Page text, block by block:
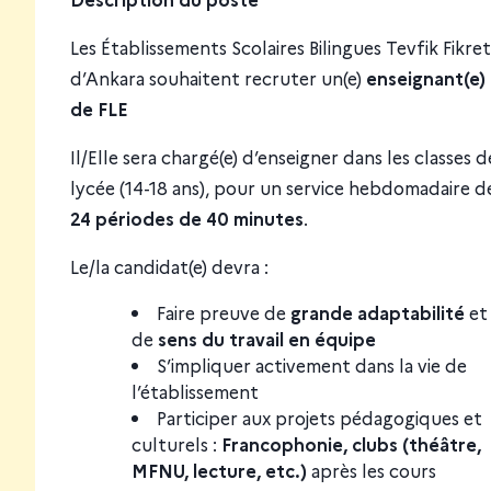
Les Établissements Scolaires Bilingues Tevfik Fikret
d’Ankara souhaitent recruter un(e) enseignant(e)
de FLE
Il/Elle sera chargé(e) d’enseigner dans les classes
lycée (14-18 ans), pour un service hebdomadaire
24 périodes de 40 minutes.
Le/la candidat(e) devra :
Faire preuve de grande adaptabilité et
de sens du travail en équipe
S’impliquer activement dans la vie de
l’établissement
Participer aux projets pédagogiques et
culturels : Francophonie, clubs (théâtre,
MFNU, lecture, etc.) après les cours